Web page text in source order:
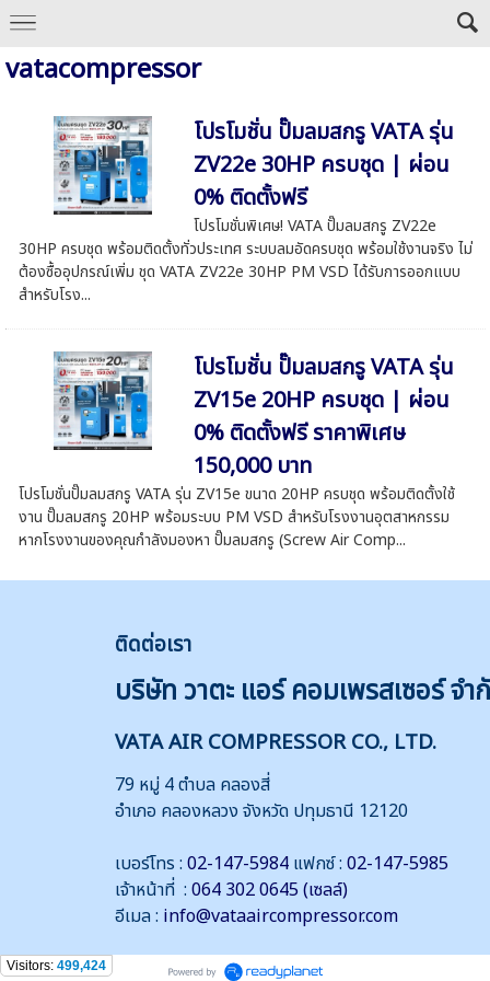
vatacompressor
โปรโมชั่น ปั๊มลมสกรู VATA รุ่น
ZV22e 30HP ครบชุด | ผ่อน
0% ติดตั้งฟรี
โปรโมชั่นพิเศษ! VATA ปั๊มลมสกรู ZV22e
30HP ครบชุด พร้อมติดตั้งทั่วประเทศ ระบบลมอัดครบชุด พร้อมใช้งานจริง ไม่
ต้องซื้ออุปกรณ์เพิ่ม ชุด VATA ZV22e 30HP PM VSD ได้รับการออกแบบ
สำหรับโรง...
โปรโมชั่น ปั๊มลมสกรู VATA รุ่น
ZV15e 20HP ครบชุด | ผ่อน
0% ติดตั้งฟรี ราคาพิเศษ
150,000 บาท
โปรโมชั่นปั๊มลมสกรู VATA รุ่น ZV15e ขนาด 20HP ครบชุด พร้อมติดตั้งใช้
งาน ปั๊มลมสกรู 20HP พร้อมระบบ PM VSD สำหรับโรงงานอุตสาหกรรม
หากโรงงานของคุณกำลังมองหา ปั๊มลมสกรู (Screw Air Comp...
ติดต่อเรา
บริษัท วาตะ แอร์ คอมเพรสเซอร์ จำ
VATA AIR COMPRESSOR CO., LTD.
79 หมู่ 4 ตำบล คลองสี่
อำเภอ คลองหลวง จังหวัด ปทุมธานี 12120
เบอร์โทร : 02-147-5984 แฟกซ์ : 02-147-5985
เจ้าหน้าที่ : 064 302 0645 (เซลล์)
อีเมล : info@vataaircompressor.com
Visitors: 499,424